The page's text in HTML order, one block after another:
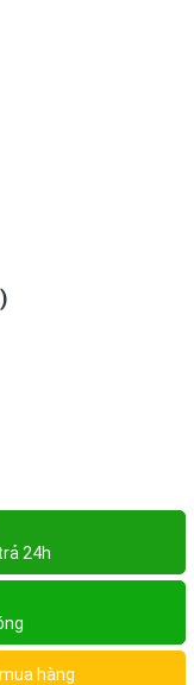
24h
hàng